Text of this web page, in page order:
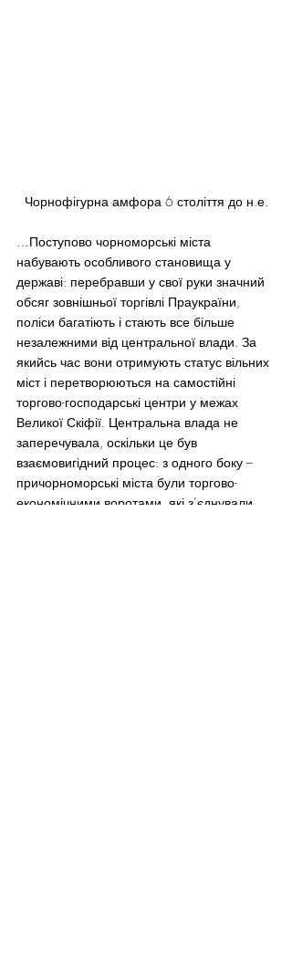
Чорнофігурна амфора 6 століття до н.е.
…Поступово чорноморські міста
набувають особливого становища у
державі: перебравши у свої руки значний
обсяг зовнішньої торгівлі Праукраїни,
поліси багатіють і стають все більше
незалежними від центральної влади. За
якийсь час вони отримують статус вільних
міст і перетворюються на самостійні
торгово-господарські центри у межах
Великої Скіфії. Центральна влада не
заперечувала, оскільки це був
взаємовигідний процес: з одного боку –
причорноморські міста були торгово-
економічними воротами, які з’єднували